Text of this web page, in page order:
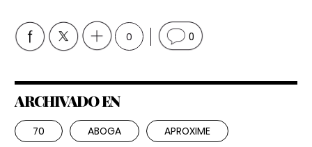
0 0
ARCHIVADO EN
70 ABOGA APROXIME